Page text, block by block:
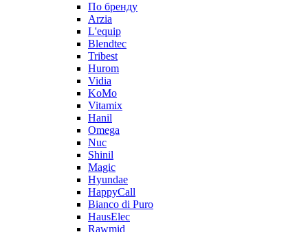
По бренду
Arzia
L'equip
Blendtec
Tribest
Hurom
Vidia
KoMo
Vitamix
Hanil
Omega
Nuc
Shinil
Magic
Hyundae
HappyCall
Bianco di Puro
HausElec
Rawmid